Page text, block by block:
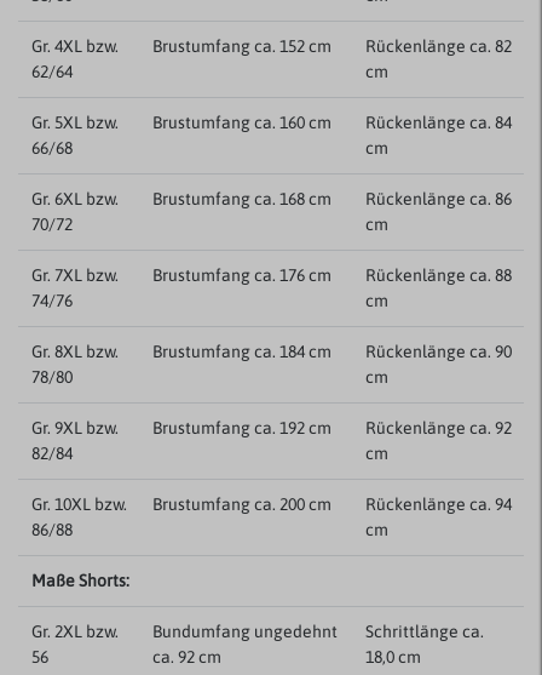
Gr. 4XL bzw.
62/64
Brustumfang ca. 152 cm
Rückenlänge ca. 82
cm
Gr. 5XL bzw.
66/68
Brustumfang ca. 160 cm
Rückenlänge ca. 84
cm
Gr. 6XL bzw.
70/72
Brustumfang ca. 168 cm
Rückenlänge ca. 86
cm
Gr. 7XL bzw.
74/76
Brustumfang ca. 176 cm
Rückenlänge ca. 88
cm
Gr. 8XL bzw.
78/80
Brustumfang ca. 184 cm
Rückenlänge ca. 90
cm
Gr. 9XL bzw.
82/84
Brustumfang ca. 192 cm
Rückenlänge ca. 92
cm
Gr. 10XL bzw.
86/88
Brustumfang ca. 200 cm
Rückenlänge ca. 94
cm
Maße Shorts:
Gr. 2XL bzw.
56
Bundumfang ungedehnt
ca. 92 cm
Schrittlänge ca.
18,0 cm